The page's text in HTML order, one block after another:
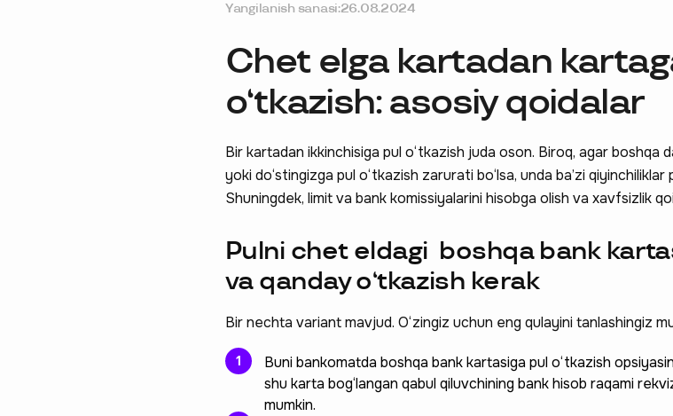
Yangilanish sanasi:26.08.2024
Chet elga kartadan
o‘tkazish: asosiy qoidalar
Bir kartadan ikkinchisiga pul o‘tkazish juda oson. Biroq, agar boshqa
yoki do‘stingizga pul o‘tkazish zarurati bo‘lsa, unda ba’zi qiyinchiliklar
Shuningdek, limit va bank komissiyalarini hisobga olish va xavfsizlik
Pulni chet eldagi boshqa bank
va qanday o‘tkazish kerak
Bir nechta variant mavjud. O‘zingiz uchun eng qulayini tanlashingiz
Buni bankomatda boshqa bank kartasiga pul o‘tkazish
shu karta bog‘langan qabul qiluvchining bank hisob raqami
mumkin.